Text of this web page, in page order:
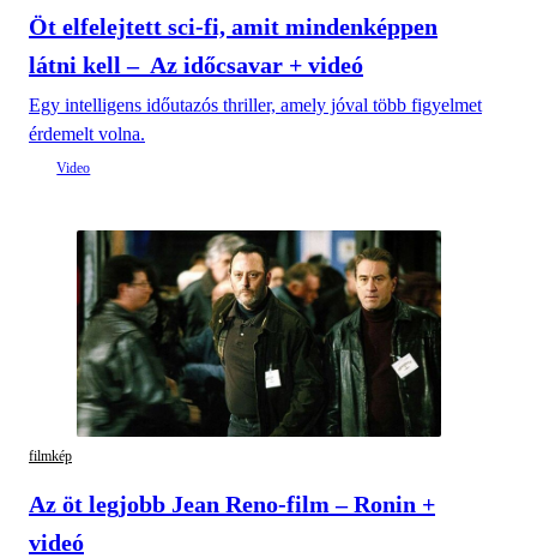
Öt elfelejtett sci-fi, amit mindenképpen
látni kell – Az időcsavar + videó
Egy intelligens időutazós thriller, amely jóval több figyelmet
érdemelt volna.
filmkép
Az öt legjobb Jean Reno-film – Ronin +
videó